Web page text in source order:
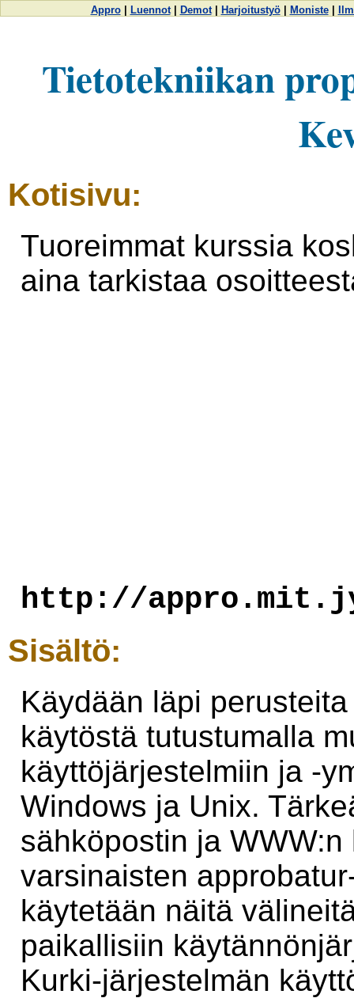
Appro| Luennot| Demot| Harjoitustyö| Moniste|
Tietotekniikan
Kotisivu:
Tuoreimmat kurssia
aina tarkistaa
http://
Sisältö:
Käydään läpi
käytöstä tutustumalla
käyttöjärjestelmiin ja -
Windows ja Unix.
sähköpostin ja
varsinaisten
käytetään näitä
paikallisiin
Kurki-järjestelmän